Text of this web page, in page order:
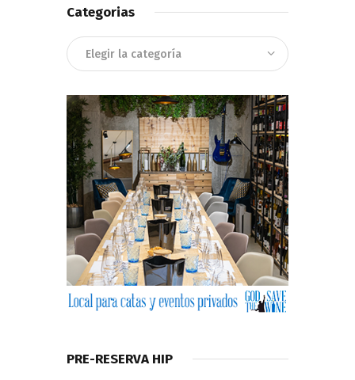
Categorias
Categorias
PRE-RESERVA HIP